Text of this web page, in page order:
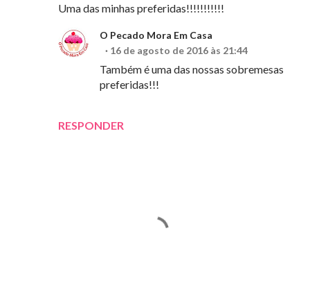
Uma das minhas preferidas!!!!!!!!!!!
RESPONDER
O Pecado Mora Em Casa
16 de agosto de 2016 às 21:44
Também é uma das nossas sobremesas
preferidas!!!